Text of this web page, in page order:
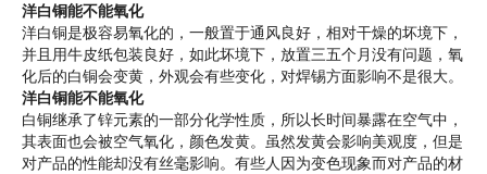
洋白铜能不能氧化
洋白铜是极容易氧化的，一般置于通风良好，相对干燥的坏境下，
并且用牛皮纸包装良好，如此坏境下，放置三五个月没有问题，氧
化后的白铜会变黄，外观会有些变化，对焊锡方面影响不是很大。
洋白铜能不能氧化
白铜继承了锌元素的一部分化学性质，所以长时间暴露在空气中，
其表面也会被空气氧化，颜色发黄。虽然发黄会影响美观度，但是
对产品的性能却没有丝毫影响。有些人因为变色现象而对产品的材